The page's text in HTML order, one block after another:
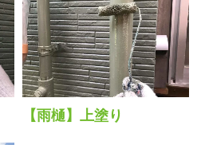
【雨樋】上塗り